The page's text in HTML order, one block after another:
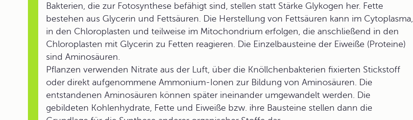
Bakterien, die zur Fotosynthese befähigt sind, stellen statt Stärke Glykogen her. Fette
bestehen aus Glycerin und Fettsäuren. Die Herstellung von Fettsäuren kann im Cytoplasma,
in den Chloroplasten und teilweise im Mitochondrium erfolgen, die anschließend in den
Chloroplasten mit Glycerin zu Fetten reagieren. Die Einzelbausteine der Eiweiße (Proteine)
sind Aminosäuren.
Pflanzen verwenden Nitrate aus der Luft, über die Knöllchenbakterien fixierten Stickstoff
oder direkt aufgenommene Ammonium-Ionen zur Bildung von Aminosäuren. Die
entstandenen Aminosäuren können später ineinander umgewandelt werden. Die
gebildeten Kohlenhydrate, Fette und Eiweiße bzw. ihre Bausteine stellen dann die